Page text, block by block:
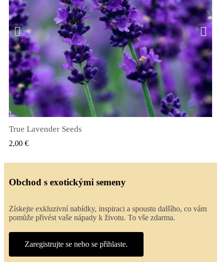
True Lavender Seeds
2,00 €
Obchod s exotickými semeny
Získejte exkluzivní nabídky, inspiraci a spoustu dalšího, co vám
pomůže přivést vaše nápady k životu. To vše zdarma.
Zaregistrujte se nebo se přihlaste.